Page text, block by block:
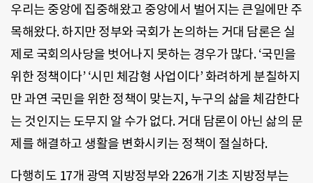
우리는 중앙에 집중해왔고 중앙에서 벌어지는 큰일에만 주
목해왔다. 하지만 정부와 국회가 논의하는 거대 담론은 실
제로 국회의사당을 벗어나지 못하는 경우가 많다. ‘국민을
위한 정책이다’ ‘시민 체감형 사업이다’ 화려하게 분칠하지
만 과연 국민을 위한 정책이 맞는지, 누구의 삶을 체감한다
는 것인지는 도무지 알 수가 없다. 거대 담론이 아닌 삶의 문
제를 해결하고 생활을 변화시키는 정책이 절실하다.
다행히도 17개 광역 지방정부와 226개 기초 지방정부는